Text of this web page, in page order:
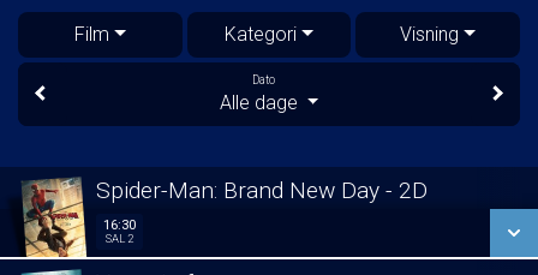
Film Kategori Visning
Dato
Alle dage
Spider-Man: Brand New Day - 2D
16:30
SAL 2
Sal 2